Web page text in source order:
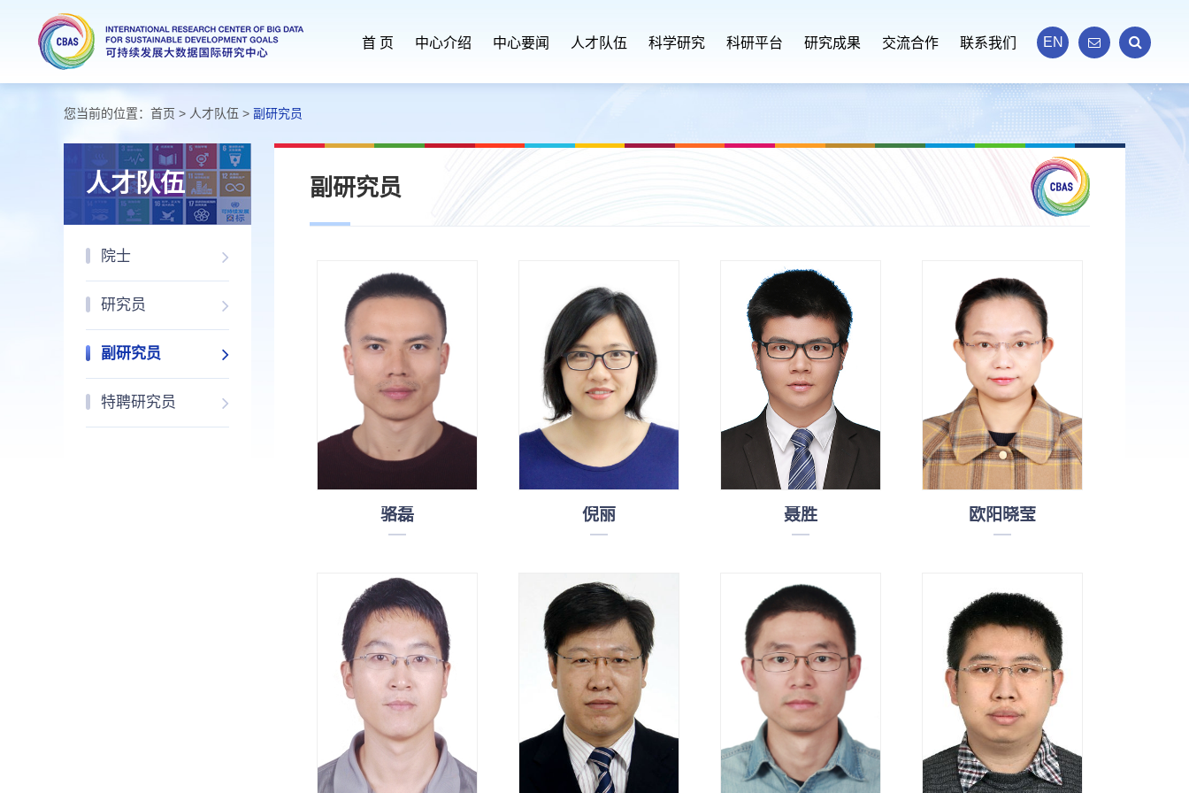
首 页 中心介绍 中心要闻 人才队伍 科学研究 科研平台 研究成果 交流合作 联系我们 EN
您当前的位置： 首页 > 人才队伍 > 副研究员
人才队伍
院士
研究员
副研究员
特聘研究员
副研究员
骆磊 倪丽 聂胜 欧阳晓莹